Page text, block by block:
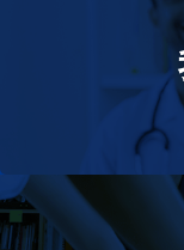
致